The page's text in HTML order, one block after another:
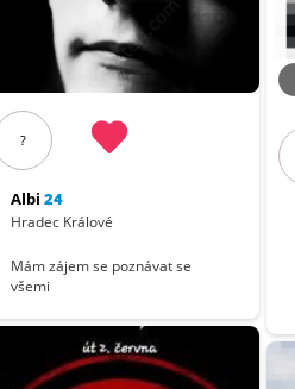
?
Albi 24
Hradec Králové
Mám zájem se poznávat se
všemi